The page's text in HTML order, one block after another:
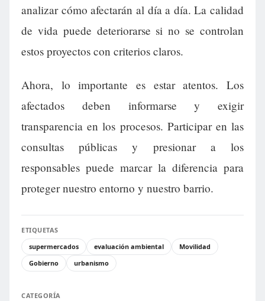
analizar cómo afectarán al día a día. La calidad
de vida puede deteriorarse si no se controlan
estos proyectos con criterios claros.
Ahora, lo importante es estar atentos. Los
afectados deben informarse y exigir
transparencia en los procesos. Participar en las
consultas públicas y presionar a los
responsables puede marcar la diferencia para
proteger nuestro entorno y nuestro barrio.
ETIQUETAS
supermercados
evaluación ambiental
Movilidad
Gobierno
urbanismo
CATEGORÍA